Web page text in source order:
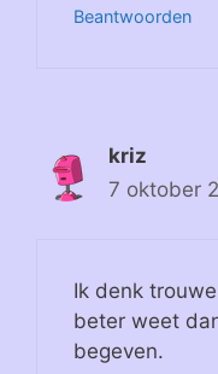
Beantwoorden
kriz
7 oktober
Ik denk
beter weet
begeven.